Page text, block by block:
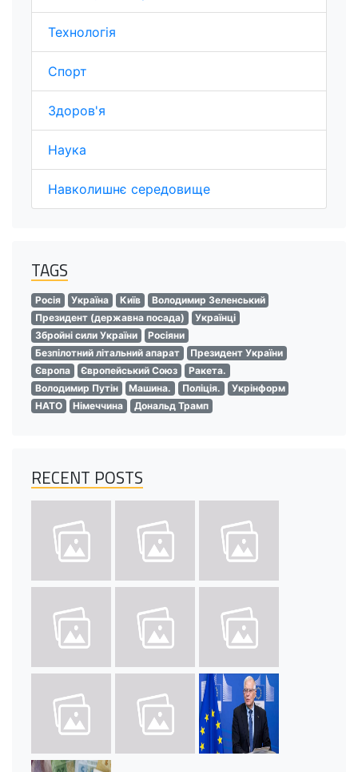
Технологія
Спорт
Здоров'я
Наука
Навколишнє середовище
TAGS
Росія Україна Київ
Володимир Зеленський
Президент (державна посада)
Українці
Збройні сили України
Росіяни
Безпілотний літальний апарат
Президент України
Європа
Європейський Союз
Ракета.
Володимир Путін
Машина. Поліція.
Укрінформ
НАТО
Німеччина Дональд Трамп
RECENT POSTS